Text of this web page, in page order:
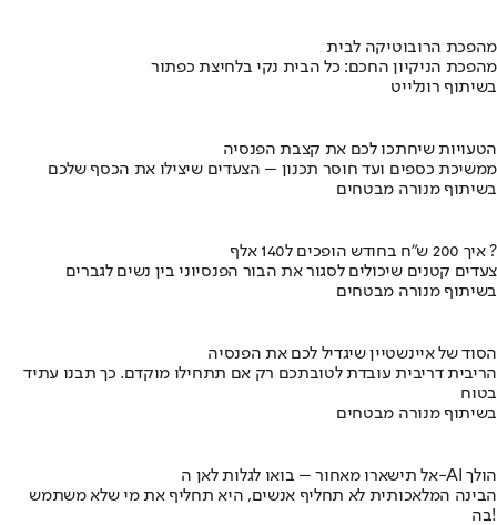
מהפכת הרובוטיקה לבית
מהפכת הניקיון החכם: כל הבית נקי בלחיצת כפתור
בשיתוף רונלייט
הטעויות שיחתכו לכם את קצבת הפנסיה
ממשיכת כספים ועד חוסר תכנון – הצעדים שיצילו את הכסף שלכם
בשיתוף מנורה מבטחים
איך 200 ש"ח בחודש הופכים ל140 אלף ?
צעדים קטנים שיכולים לסגור את הבור הפנסיוני בין נשים לגברים
בשיתוף מנורה מבטחים
הסוד של איינשטיין שיגדיל לכם את הפנסיה
הריבית דריבית עובדת לטובתכם רק אם תתחילו מוקדם. כך תבנו עתיד
בטוח
בשיתוף מנורה מבטחים
אל תישארו מאחור – בואו לגלות לאן ה-AI הולך
הבינה המלאכותית לא תחליף אנשים, היא תחליף את מי שלא משתמש
בה!